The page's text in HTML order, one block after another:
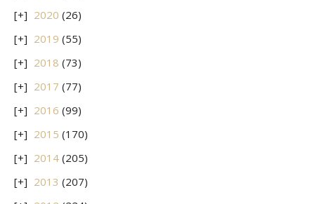
2020 (26)
2019 (55)
2018 (73)
2017 (77)
2016 (99)
2015 (170)
2014 (205)
2013 (207)